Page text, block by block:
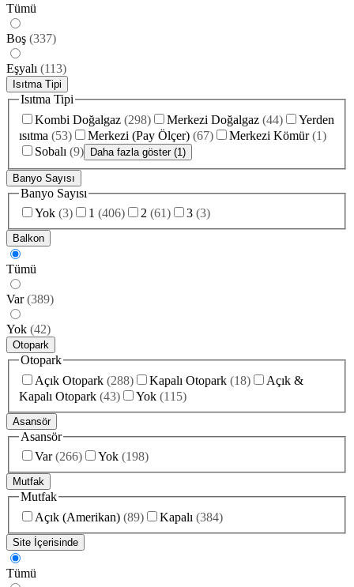
Tümü
Boş (337)
Eşyalı (113)
Isıtma Tipi
Isıtma Tipi
Kombi Doğalgaz (298) Merkezi Doğalgaz (44)
Yerden
ısıtma (53) Merkezi (Pay Ölçer) (67) Merkezi Kömür (1)
Sobalı (9) Daha fazla göster (1)
Banyo Sayısı
Banyo Sayısı
Yok (3) 1 (406) 2 (61) 3 (3)
Balkon
Tümü
Var (389)
Yok (42)
Otopark
Otopark
Açık Otopark (288) Kapalı Otopark (18)
Açık &
Kapalı Otopark (43) Yok (115)
Asansör
Asansör
Var (266) Yok (198)
Mutfak
Mutfak
Açık (Amerikan) (89) Kapalı (384)
Site İçerisinde
Tümü